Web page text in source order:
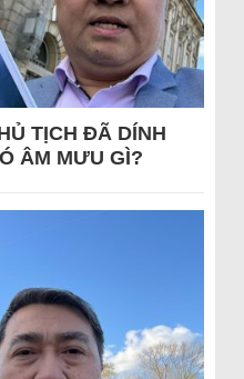
TỊCH ĐÃ DÍNH
ÂM MƯU GÌ?